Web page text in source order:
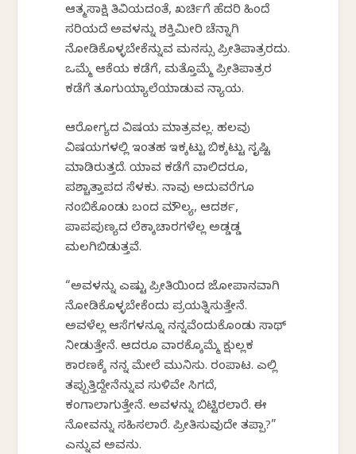
ಆತ್ಮಸಾಕ್ಷಿ ತಿವಿಯದಂತೆ, ಖರ್ಚಿಗೆ ಹೆದರಿ ಹಿಂದೆ
ಸರಿಯದೆ ಅವಳನ್ನು ಶಕ್ತಿಮೀರಿ ಚೆನ್ನಾಗಿ
ನೋಡಿಕೊಳ್ಳಬೇಕೆನ್ನುವ ಮನಸ್ಸು ಪ್ರೀತಿಪಾತ್ರರದು.
ಒಮ್ಮೆ ಆಕೆಯ ಕಡೆಗೆ, ಮತ್ತೊಮ್ಮೆ ಪ್ರೀತಿಪಾತ್ರರ
ಕಡೆಗೆ ತೂಗುಯ್ಯಾಲೆಯಾಡುವ ನ್ಯಾಯ.
ಆರೋಗ್ಯದ ವಿಷಯ ಮಾತ್ರವಲ್ಲ. ಹಲವು
ವಿಷಯಗಳಲ್ಲಿ ಇಂತಹ ಇಕ್ಕಟ್ಟು ಬಿಕ್ಕಟ್ಟು ಸೃಷ್ಟಿ
ಮಾಡಿರುತ್ತದೆ. ಯಾವ ಕಡೆಗೆ ವಾಲಿದರೂ,
ಪಶ್ಚಾತ್ತಾಪದ ಸೆಳಕು. ನಾವು ಅದುವರೆಗೂ
ನಂಬಿಕೊಂಡು ಬಂದ ಮೌಲ್ಯ, ಆದರ್ಶ,
ಪಾಪಪುಣ್ಯದ ಲೆಕ್ಕಾಚಾರಗಳೆಲ್ಲ ಅಡ್ಡಡ್ಡ
ಮಲಗಿಬಿಡುತ್ತವೆ.
“ಅವಳನ್ನು ಎಷ್ಟು ಪ್ರೀತಿಯಿಂದ ಜೋಪಾನವಾಗಿ
ನೋಡಿಕೊಳ್ಳಬೇಕೆಂದು ಪ್ರಯತ್ನಿಸುತ್ತೇನೆ.
ಅವಳೆಲ್ಲ ಆಸೆಗಳನ್ನೂ ನನ್ನವೆಂದುಕೊಂಡು ಸಾಥ್
ನೀಡುತ್ತೇನೆ. ಆದರೂ ವಾರಕ್ಕೊಮ್ಮೆ ಕ್ಷುಲ್ಲಕ
ಕಾರಣಕ್ಕೆ ನನ್ನ ಮೇಲೆ ಮುನಿಸು. ರಂಪಾಟ. ಎಲ್ಲಿ
ತಪ್ಪುತ್ತಿದ್ದೇನೆನ್ನುವ ಸುಳಿವೇ ಸಿಗದೆ,
ಕಂಗಾಲಾಗುತ್ತೇನೆ. ಅವಳನ್ನು ಬಿಟ್ಟಿರಲಾರೆ. ಈ
ನೋವನ್ನು ಸಹಿಸಲಾರೆ. ಪ್ರೀತಿಸುವುದೇ ತಪ್ಪಾ?”
ಎನ್ನುವ ಅವನು.